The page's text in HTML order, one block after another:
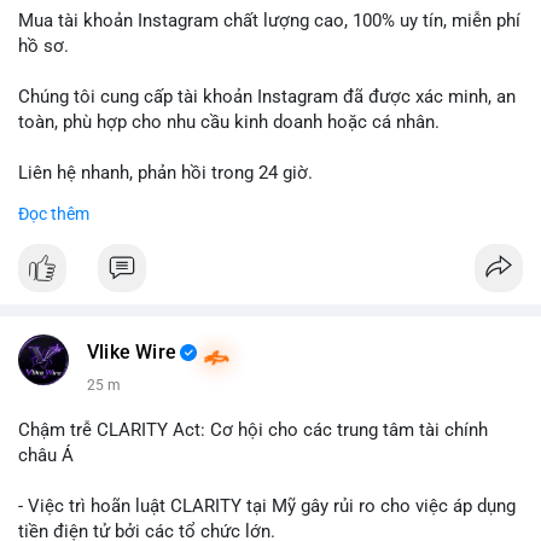
Mua tài khoản Instagram chất lượng cao, 100% uy tín, miễn phí
hồ sơ.
Chúng tôi cung cấp tài khoản Instagram đã được xác minh, an
toàn, phù hợp cho nhu cầu kinh doanh hoặc cá nhân.
Liên hệ nhanh, phản hồi trong 24 giờ.
📞 WhatsApp: +1 660 215-8938
Đọc thêm
Vlike Wire
25 m
Chậm trễ CLARITY Act: Cơ hội cho các trung tâm tài chính
châu Á
- Việc trì hoãn luật CLARITY tại Mỹ gây rủi ro cho việc áp dụng
tiền điện tử bởi các tổ chức lớn.